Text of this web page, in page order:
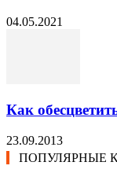
04.05.2021
Как
23.09.2013
ПОПУЛЯРНЫЕ